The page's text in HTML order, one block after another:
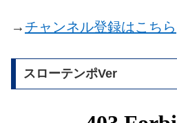
→ チャンネル登録はこちら
スローテンポVer